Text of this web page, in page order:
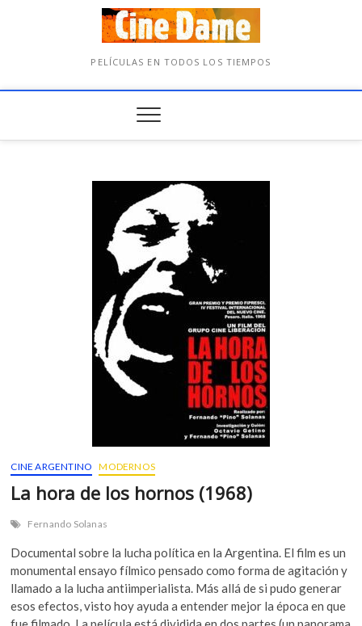
PELÍCULAS EN TODOS LOS TIEMPOS
CINE ARGENTINO MODERNOS
La hora de los hornos (1968)
Fernando Solanas
Documental sobre la lucha política en la Argentina. El film es un
monumental ensayo fílmico pensado como forma de agitación y
llamado a la lucha antiimperialista. Más allá de si pudo generar
esos efectos, visto hoy ayuda a entender mejor la época en que